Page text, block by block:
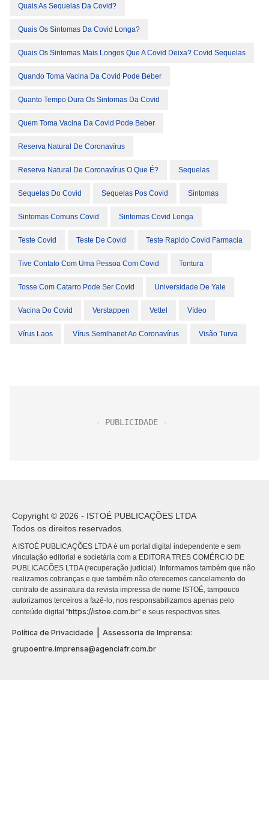
Quais As Sequelas Da Covid?
Quais Os Sintomas Da Covid Longa?
Quais Os Sintomas Mais Longos Que A Covid Deixa? Covid Sequelas
Quando Toma Vacina Da Covid Pode Beber
Quanto Tempo Dura Os Sintomas Da Covid
Quem Toma Vacina Da Covid Pode Beber
Reserva Natural De Coronavírus
Reserva Natural De Coronavírus O Que É? Sequelas
Sequelas Do Covid Sequelas Pos Covid Sintomas
Sintomas Comuns Covid Sintomas Covid Longa
Teste Covid Teste De Covid Teste Rapido Covid Farmacia
Tive Contato Com Uma Pessoa Com Covid Tontura
Tosse Com Catarro Pode Ser Covid Universidade De Yale
Vacina Do Covid Verstappen Vettel Vídeo
Vírus Laos Vírus Semlhanet Ao Coronavírus Visão Turva
Copyright © 2026 - ISTOÉ PUBLICAÇÕES LTDA
Todos os direitos reservados.
A ISTOÉ PUBLICAÇÕES LTDA é um portal digital independente e sem
vinculação editorial e societária com a EDITORA TRES COMÉRCIO DE
PUBLICACÕES LTDA (recuperação judicial). Informamos também que não
realizamos cobranças e que também não oferecemos cancelamento do
contrato de assinatura da revista impressa de nome ISTOÉ, tampouco
autorizamos terceiros a fazê-lo, nos responsabilizamos apenas pelo
conteúdo digital “https://istoe.com.br” e seus respectivos sites.
Política de Privacidade
Assessoria de Imprensa:
grupoentre.imprensa@agenciafr.com.br